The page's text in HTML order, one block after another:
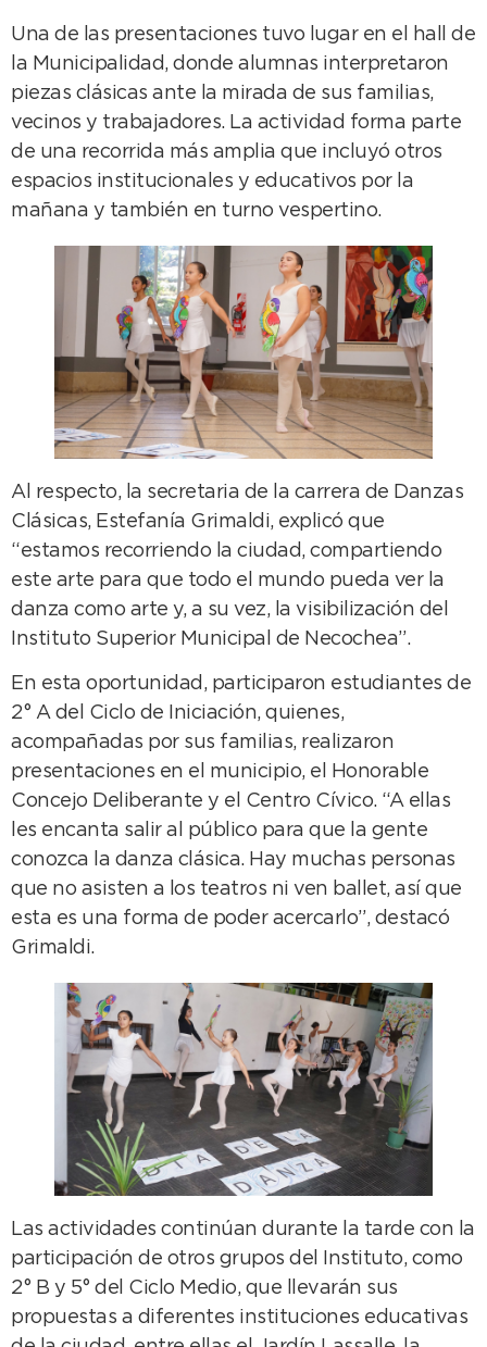
Una de las presentaciones tuvo lugar en el hall de
la Municipalidad, donde alumnas interpretaron
piezas clásicas ante la mirada de sus familias,
vecinos y trabajadores. La actividad forma parte
de una recorrida más amplia que incluyó otros
espacios institucionales y educativos por la
mañana y también en turno vespertino.
Al respecto, la secretaria de la carrera de Danzas
Clásicas, Estefanía Grimaldi, explicó que
“estamos recorriendo la ciudad, compartiendo
este arte para que todo el mundo pueda ver la
danza como arte y, a su vez, la visibilización del
Instituto Superior Municipal de Necochea”.
En esta oportunidad, participaron estudiantes de
2° A del Ciclo de Iniciación, quienes,
acompañadas por sus familias, realizaron
presentaciones en el municipio, el Honorable
Concejo Deliberante y el Centro Cívico. “A ellas
les encanta salir al público para que la gente
conozca la danza clásica. Hay muchas personas
que no asisten a los teatros ni ven ballet, así que
esta es una forma de poder acercarlo”, destacó
Grimaldi.
Las actividades continúan durante la tarde con la
participación de otros grupos del Instituto, como
2° B y 5° del Ciclo Medio, que llevarán sus
propuestas a diferentes instituciones educativas